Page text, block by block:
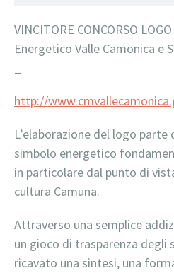
VINCITORE CONCORSO
Energetico Valle Camonica e
http://
L’elaborazione del logo parte
simbolo energetico
in particolare dal punto di
cultura Camuna.
Attraverso una semplice
un gioco di trasparenza degli
ricavato una sintesi, una